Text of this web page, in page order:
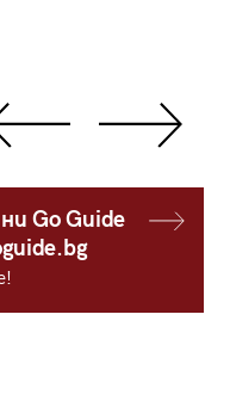
Go Guide